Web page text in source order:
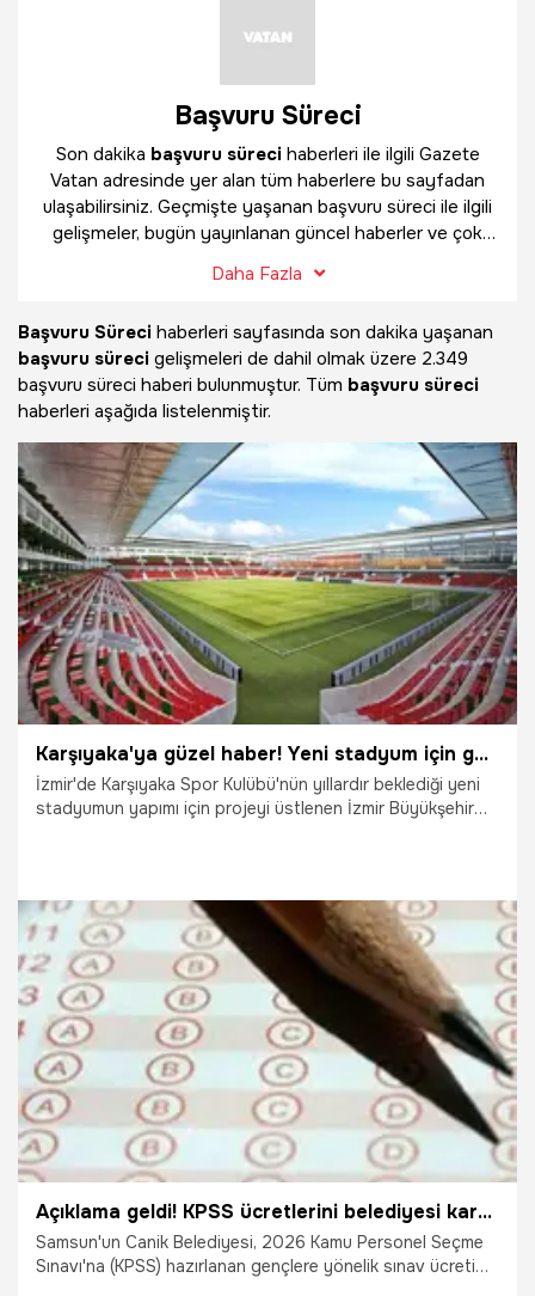
Başvuru Süreci
Son dakika başvuru süreci haberleri ile ilgili Gazete
Vatan adresinde yer alan tüm haberlere bu sayfadan
ulaşabilirsiniz. Geçmişte yaşanan başvuru süreci ile ilgili
gelişmeler, bugün yayınlanan güncel haberler ve çok
bulabilirsiniz.
Daha Fazla
Başvuru Süreci haberleri sayfasında son dakika yaşanan
başvuru süreci gelişmeleri de dahil olmak üzere 2.349
başvuru süreci haberi bulunmuştur. Tüm başvuru süreci
haberleri aşağıda listelenmiştir.
Karşıyaka'ya güzel haber! Yeni stadyum için geri sayım başladı
İzmir'de Karşıyaka Spor Kulübü'nün yıllardır beklediği yeni
stadyumun yapımı için projeyi üstlenen İzmir Büyükşehir
7.08.2026 Şampiy10
Açıklama geldi! KPSS ücretlerini belediyesi karşılıyor
Samsun'un Canik Belediyesi, 2026 Kamu Personel Seçme
Sınavı'na (KPSS) hazırlanan gençlere yönelik sınav ücreti